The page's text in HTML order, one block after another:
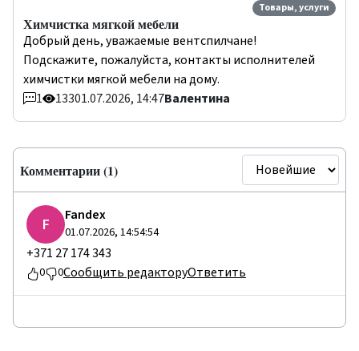
Товары, услуги
Химчистка мягкой мебели
Добрый день, уважаемые вентспилчане!
Подскажите, пожалуйста, контакты исполнителей
химчистки мягкой мебели на дому.
1
13301.07.2026, 14:47Валентина
Комментарии (1)
F Fandex
01.07.2026, 14:54:54
+371 27 174 343
0 0Сообщить редакторуОтветить